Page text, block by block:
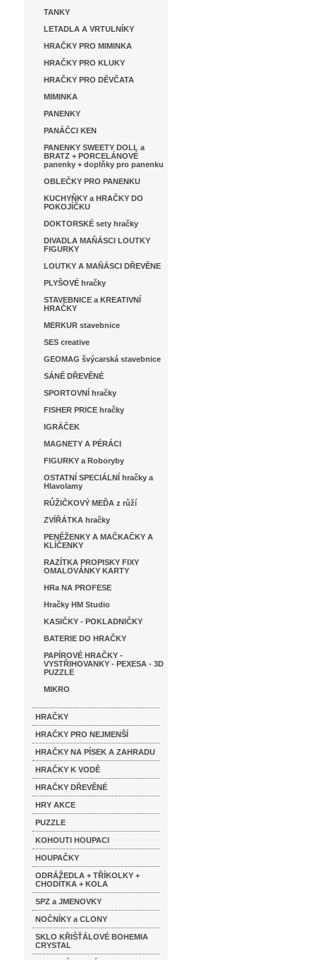
TANKY
LETADLA A VRTULNÍKY
HRAČKY PRO MIMINKA
HRAČKY PRO KLUKY
HRAČKY PRO DĚVČATA
MIMINKA
PANENKY
PANÁČCI KEN
PANENKY SWEETY DOLL a
BRATZ + PORCELÁNOVÉ
panenky + doplňky pro panenku
OBLEČKY PRO PANENKU
KUCHYŇKY a HRAČKY DO
POKOJÍČKU
DOKTORSKÉ sety hračky
DIVADLA MAŇÁSCI LOUTKY
FIGURKY
LOUTKY A MAŇÁSCI DŘEVĚNE
PLYŠOVÉ hračky
STAVEBNICE a KREATIVNÍ
HRAČKY
MERKUR stavebnice
SES creative
GEOMAG švýcarská stavebnice
SÁNĚ DŘEVĚNÉ
SPORTOVNÍ hračky
FISHER PRICE hračky
IGRÁČEK
MAGNETY A PÉRÁCI
FIGURKY a Roboryby
OSTATNÍ SPECIÁLNÍ hračky a
Hlavolamy
RŮŽIČKOVÝ MEĎA z růží
ZVÍŘÁTKA hračky
PENĚŽENKY A MAČKAČKY A
KLÍČENKY
RAZÍTKA PROPISKY FIXY
OMALOVÁNKY KARTY
HRa NA PROFESE
Hračky HM Studio
KASIČKY - POKLADNIČKY
BATERIE DO HRAČKY
PAPÍROVÉ HRAČKY -
VYSTŘIHOVANKY - PEXESA - 3D
PUZZLE
MIKRO
HRAČKY
HRAČKY PRO NEJMENŠÍ
HRAČKY NA PÍSEK A ZAHRADU
HRAČKY K VODĚ
HRAČKY DŘEVĚNÉ
HRY AKCE
PUZZLE
KOHOUTI HOUPACI
HOUPAČKY
ODRÁŽEDLA + TŘÍKOLKY +
CHODÍTKA + KOLA
SPZ a JMENOVKY
NOČNÍKY a CLONY
SKLO KŘIŠŤÁLOVÉ BOHEMIA
CRYSTAL